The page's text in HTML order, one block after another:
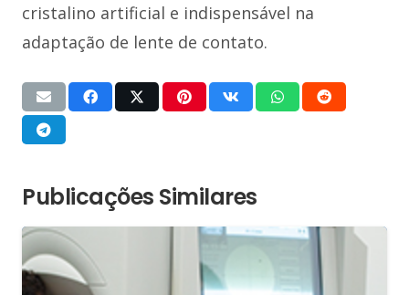
cristalino artificial e indispensável na
adaptação de lente de contato.
Publicações Similares